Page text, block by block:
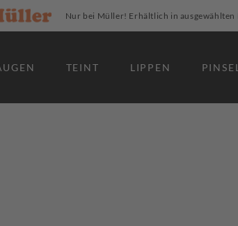
Nur bei Müller! Erhältlich in
TEINT LIPPEN PINSEL